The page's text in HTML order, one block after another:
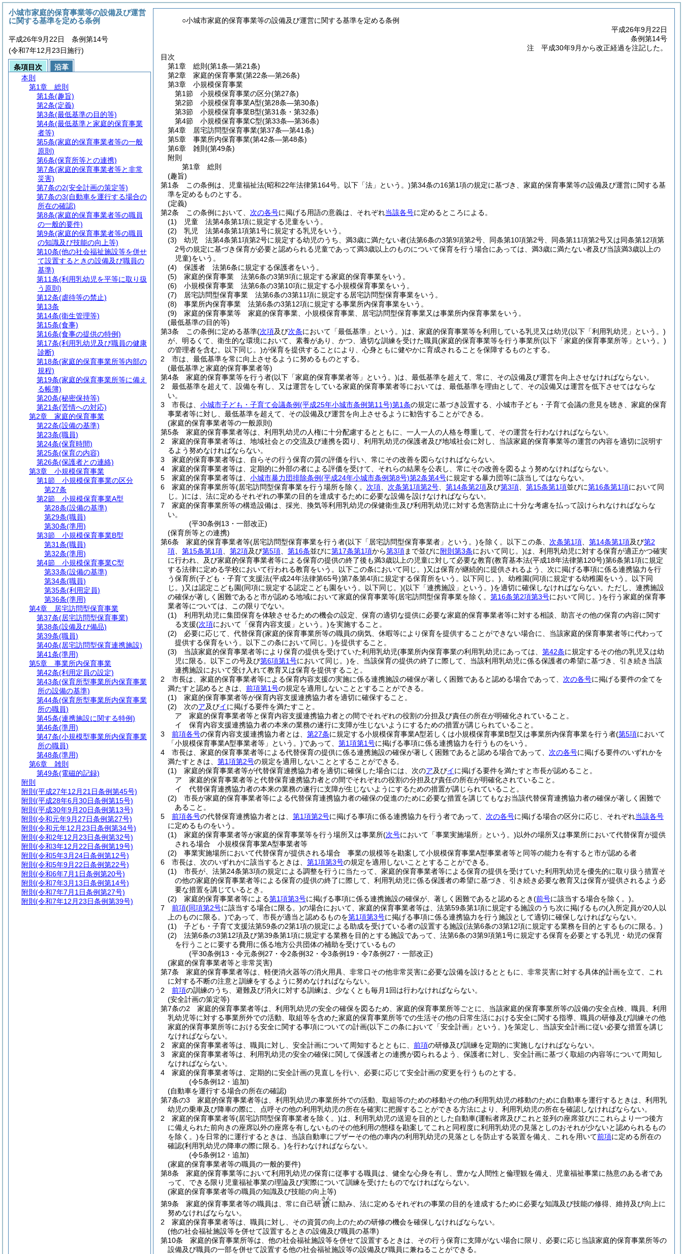
○小城市家庭的保育事業等の設備及び運営に関する基準を定める条例
平成26年9月22日
条例第14号
注 平成30年9月から改正経過を注記した。
目次
第1章
総則 (第1条―第21条)
第2章
家庭的保育事業(第22条―第26条)
第3章
小規模保育事業
第1節
小規模保育事業の区分(第27条)
第2節
小規模保育事業A型(第28条―第30条)
第3節
小規模保育事業B型(第31条・第32条)
第4節
小規模保育事業C型(第33条―第36条)
第4章
居宅訪問型保育事業(第37条―第41条)
第5章
事業所内保育事業(第42条―第48条)
第6章
雑則 (第49条)
附則
第1章
総則
(趣旨)
第1条
この条例は、児童福祉法(昭和22年法律第164号。以下「法」という。)第34条の16第1項の規定に基づき、家庭的保育事業等の設備及び運営に関する基
準を定めるものとする。
(定義)
第2条
この条例において、 次の各号に掲げる用語の意義は、それぞれ当該各号に定めるところによる。
(1)
児童 法第4条第1項に規定する児童をいう。
(2)
乳児 法第4条第1項第1号に規定する乳児をいう。
(3)
幼児 法第4条第1項第2号に規定する幼児のうち、満3歳に満たない者(法第6条の3第9項第2号、同条第10項第2号、同条第11項第2号又は同条第12項第
2号の規定に基づき保育が必要と認められる児童であって満3歳以上のものについて保育を行う場合にあっては、満3歳に満たない者及び当該満3歳以上の
児童)をいう。
(4)
保護者 法第6条に規定する保護者をいう。
(5)
家庭的保育事業 法第6条の3第9項に規定する家庭的保育事業をいう。
(6)
小規模保育事業 法第6条の3第10項に規定する小規模保育事業をいう。
(7)
居宅訪問型保育事業 法第6条の3第11項に規定する居宅訪問型保育事業をいう。
(8)
事業所内保育事業 法第6条の3第12項に規定する事業所内保育事業をいう。
(9)
家庭的保育事業等 家庭的保育事業、小規模保育事業、居宅訪問型保育事業又は事業所内保育事業をいう。
(最低基準の目的等)
第3条
この条例に定める基準(次項及び次条において「最低基準」という。)は、家庭的保育事業等を利用している乳児又は幼児(以下「利用乳幼児」という。)
が、明るくて、衛生的な環境において、素養があり、かつ、適切な訓練を受けた職員(家庭的保育事業等を行う事業所(以下「家庭的保育事業所等」という。)
の管理者を含む。以下同じ。)が保育を提供することにより、心身ともに健やかに育成されることを保障するものとする。
2
市は、最低基準を常に向上させるように努めるものとする。
(最低基準と家庭的保育事業者等)
第4条
家庭的保育事業等を行う者(以下「家庭的保育事業者等」という。)は、最低基準を超えて、常に、その設備及び運営を向上させなければならない。
2
最低基準を超えて、設備を有し、又は運営をしている家庭的保育事業者等においては、最低基準を理由として、その設備又は運営を低下させてはならな
い。
3
市長は、 小城市子ども・子育て会議条例(平成25年小城市条例第11号)第1条の規定に基づき設置する、小城市子ども・子育て会議の意見を聴き、家庭的保育
事業者等に対し、最低基準を超えて、その設備及び運営を向上させるように勧告することができる。
(家庭的保育事業者等の一般原則)
第5条
家庭的保育事業者等は、利用乳幼児の人権に十分配慮するとともに、一人一人の人格を尊重して、その運営を行わなければならない。
2
家庭的保育事業者等は、地域社会との交流及び連携を図り、利用乳幼児の保護者及び地域社会に対し、当該家庭的保育事業等の運営の内容を適切に説明す
るよう努めなければならない。
3
家庭的保育事業者等は、自らその行う保育の質の評価を行い、常にその改善を図らなければならない。
4
家庭的保育事業者等は、定期的に外部の者による評価を受けて、それらの結果を公表し、常にその改善を図るよう努めなければならない。
5
家庭的保育事業者等は、 小城市暴力団排除条例(平成24年小城市条例第8号)第2条第4号に規定する暴力団等に該当してはならない。
6
家庭的保育事業所等(居宅訪問型保育事業を行う場所を除く。 次項 次条第1項第2号 第14条第2項及び第3項 第15条第1項並びに第16条第1項において同
じ。)には、法に定めるそれぞれの事業の目的を達成するために必要な設備を設けなければならない。
7
家庭的保育事業所等の構造設備は、採光、換気等利用乳幼児の保健衛生及び利用乳幼児に対する危害防止に十分な考慮を払って設けられなければならな
い。
(平30条例13・一部改正)
(保育所等との連携)
第6条
家庭的保育事業者等(居宅訪問型保育事業を行う者(以下「居宅訪問型保育事業者」という。)を除く。以下この条、 次条第1項 第14条第1項及び第2
項
第15条第1項 第2項及び第5項 第16条並びに第17条第1項から第3項まで並びに 附則第3条において同じ。)は、利用乳幼児に対する保育が適正かつ確実
に行われ、及び家庭的保育事業者等による保育の提供の終了後も満3歳以上の児童に対して必要な教育(教育基本法(平成18年法律第120号)第6条第1項に規定
する法律に定める学校において行われる教育をいう。以下この条において同じ。)又は保育が継続的に提供されるよう、次に掲げる事項に係る連携協力を行
う保育所(子ども・子育て支援法(平成24年法律第65号)第7条第4項に規定する保育所をいう。以下同じ。) 、幼稚園(同項に規定する幼稚園をいう。以下同
じ。)又は認定こども園(同項に規定する認定こども園をいう。以下同じ。)(以下「連携施設」という。)を適切に確保しなければならない。 ただし、連携施設
の確保が著しく困難であると市が認める地域において家庭的保育事業等(居宅訪問型保育事業を除く。 第16条第2項第3号において同じ。)を行う家庭的保育事
業者等については、この限りでない。
(1)
利用乳幼児に集団保育を体験させるための機会の設定、保育の適切な提供に必要な家庭的保育事業者等に対する相談、助言その他の保育の内容に関す
る支援(次項において「保育内容支援」という。)を実施すること。
(2)
必要に応じて、代替保育(家庭的保育事業所等の職員の病気、休暇等により保育を提供することができない場合に、当該家庭的保育事業者等に代わって
提供する保育をいう。以下この条において同じ。)を提供すること。
(3)
当該家庭的保育事業者等により保育の提供を受けていた利用乳幼児(事業所内保育事業の利用乳幼児にあっては、 第42条に規定するその他の乳児又は幼
児に限る。以下この号及び第6項第1号において同じ。)を、当該保育の提供の終了に際して、当該利用乳幼児に係る保護者の希望に基づき、引き続き当該
連携施設において受け入れて教育又は保育を提供すること。
2
市長は、家庭的保育事業者等による保育内容支援の実施に係る連携施設の確保が著しく困難であると認める場合であって、 次の各号に掲げる要件の全てを
満たすと認めるときは、 前項第1号の規定を適用しないこととすることができる。
(1)
家庭的保育事業者等が保育内容支援連携協力者を適切に確保すること。
(2)
次のア及びイに掲げる要件を満たすこと。
ア
家庭的保育事業者等と保育内容支援連携協力者との間でそれぞれの役割の分担及び責任の所在が明確化されていること。
イ
保育内容支援連携協力者の本来の業務の遂行に支障が生じないようにするための措置が講じられていること。
3
前項各号の保育内容支援連携協力者とは、 第27条に規定する小規模保育事業A型若しくは小規模保育事業B型又は事業所内保育事業を行う者(第5項において
「小規模保育事業A型事業者等」という。)であって、 第1項第1号に掲げる事項に係る連携協力を行うものをいう。
4
市長は、家庭的保育事業者等による代替保育の提供に係る連携施設の確保が著しく困難であると認める場合であって、 次の各号に掲げる要件のいずれかを
満たすときは、 第1項第2号の規定を適用しないこととすることができる。
(1)
家庭的保育事業者等が代替保育連携協力者を適切に確保した場合には、次のア及びイに掲げる要件を満たすと市長が認めること。
ア
家庭的保育事業者等と代替保育連携協力者との間でそれぞれの役割の分担及び責任の所在が明確化されていること。
イ
代替保育連携協力者の本来の業務の遂行に支障が生じないようにするための措置が講じられていること。
(2)
市長が家庭的保育事業者等による代替保育連携協力者の確保の促進のために必要な措置を講じてもなお当該代替保育連携協力者の確保が著しく困難で
あること。
5
前項各号の代替保育連携協力者とは、 第1項第2号に掲げる事項に係る連携協力を行う者であって、 次の各号に掲げる場合の区分に応じ、それぞれ当該各号
に定めるものをいう。
(1)
家庭的保育事業者等が家庭的保育事業等を行う場所又は事業所(次号において「事業実施場所」という。)以外の場所又は事業所において代替保育が提供
される場合 小規模保育事業A型事業者等
(2)
事業実施場所において代替保育が提供される場合 事業の規模等を勘案して小規模保育事業A型事業者等と同等の能力を有すると市が認める者
6
市長は、次のいずれかに該当するときは、 第1項第3号の規定を適用しないこととすることができる。
(1)
市長が、法第24条第3項の規定による調整を行うに当たって、家庭的保育事業者等による保育の提供を受けていた利用乳幼児を優先的に取り扱う措置そ
の他の家庭的保育事業者等による保育の提供の終了に際して、利用乳幼児に係る保護者の希望に基づき、引き続き必要な教育又は保育が提供されるよう必
要な措置を講じているとき。
(2)
家庭的保育事業者等による第1項第3号に掲げる事項に係る連携施設の確保が、著しく困難であると認めるとき(前号に該当する場合を除く。)。
7
前項(同項第2号に該当する場合に限る。)の場合において、家庭的保育事業者等は、法第59条第1項に規定する施設のうち次に掲げるもの(入所定員が20人以
上のものに限る。)であって、市長が適当と認めるものを第1項第3号に掲げる事項に係る連携協力を行う施設として適切に確保しなければならない。
(1)
子ども・子育て支援法第59条の2第1項の規定による助成を受けている者の設置する施設(法第6条の3第12項に規定する業務を目的とするものに限る。)
(2)
法第6条の3第12項及び第39条第1項に規定する業務を目的とする施設であって、法第6条の3第9項第1号に規定する保育を必要とする乳児・幼児の保育
を行うことに要する費用に係る地方公共団体の補助を受けているもの
(平30条例13・令元条例27・令2条例32・令3条例19・令7条例27・一部改正)
(家庭的保育事業者等と非常災害)
第7条
家庭的保育事業者等は、軽便消火器等の消火用具、非常口その他非常災害に必要な設備を設けるとともに、非常災害に対する具体的計画を立て、これ
に対する不断の注意と訓練をするように努めなければならない。
2
前項の訓練のうち、避難及び消火に対する訓練は、少なくとも毎月1回は行わなければならない。
(安全計画の策定等)
第7条の2
家庭的保育事業者等は、利用乳幼児の安全の確保を図るため、家庭的保育事業所等ごとに、当該家庭的保育事業所等の設備の安全点検、職員、利用
乳幼児等に対する事業所外での活動、取組等を含めた家庭的保育事業所等での生活その他の日常生活における安全に関する指導、職員の研修及び訓練その他
家庭的保育事業所等における安全に関する事項についての計画(以下この条において「安全計画」という。)を策定し、当該安全計画に従い必要な措置を講じ
なければならない。
2
家庭的保育事業者等は、職員に対し、安全計画について周知するとともに、 前項の研修及び訓練を定期的に実施しなければならない。
3
家庭的保育事業者等は、利用乳幼児の安全の確保に関して保護者との連携が図られるよう、保護者に対し、安全計画に基づく取組の内容等について周知し
なければならない。
4
家庭的保育事業者等は、定期的に安全計画の見直しを行い、必要に応じて安全計画の変更を行うものとする。
(令5条例12・追加)
(自動車を運行する場合の所在の確認)
第7条の3
家庭的保育事業者等は、利用乳幼児の事業所外での活動、取組等のための移動その他の利用乳幼児の移動のために自動車を運行するときは、利用乳
幼児の乗車及び降車の際に、点呼その他の利用乳幼児の所在を確実に把握することができる方法により、利用乳幼児の所在を確認しなければならない。
2
家庭的保育事業者等(居宅訪問型保育事業者を除く。)は、利用乳幼児の送迎を目的とした自動車(運転者席及びこれと並列の座席並びにこれらより一つ後方
に備えられた前向きの座席以外の座席を有しないものその他利用の態様を勘案してこれと同程度に利用乳幼児の見落としのおそれが少ないと認められるもの
を除く。)を日常的に運行するときは、当該自動車にブザーその他の車内の利用乳幼児の見落としを防止する装置を備え、これを用いて前項に定める所在の
確認(利用乳幼児の降車の際に限る。)を行わなければならない。
(令5条例12・追加)
(家庭的保育事業者等の職員の一般的要件)
第8条
家庭的保育事業等において利用乳幼児の保育に従事する職員は、健全な心身を有し、豊かな人間性と倫理観を備え、児童福祉事業に熱意のある者であ
って、できる限り児童福祉事業の理論及び実際について訓練を受けたものでなければならない。
(家庭的保育事業者等の職員の知識及び技能の向上等)
第9条
家庭的保育事業者等の職員は、常に自己研鑽
さん
に励み、法に定めるそれぞれの事業の目的を達成するために必要な知識及び技能の修得、維持及び向上に
努めなければならない。
2
家庭的保育事業者等は、職員に対し、その資質の向上のための研修の機会を確保しなければならない。
(他の社会福祉施設等を併せて設置するときの設備及び職員の基準)
第10条
家庭的保育事業所等は、他の社会福祉施設等を併せて設置するときは、その行う保育に支障がない場合に限り、必要に応じ当該家庭的保育事業所等の
設備及び職員の一部を併せて設置する他の社会福祉施設等の設備及び職員に兼ねることができる。
小城市家庭的保育事業等の設備及び運営
に関する基準を定める条例
平成26年9月22日 条例第14号
(令和7年12月23日施行)
条項目次
沿革
本則
第1章
総則
第1条(趣旨)
第2条(定義)
第3条(最低基準の目的等)
第4条(最低基準と家庭的保育事業
者等)
第5条(家庭的保育事業者等の一般
原則)
第6条(保育所等との連携)
第7条(家庭的保育事業者等と非常
災害)
第7条の2(安全計画の策定等)
第7条の3(自動車を運行する場合の
所在の確認)
第8条(家庭的保育事業者等の職員
の一般的要件)
第9条(家庭的保育事業者等の職員
の知識及び技能の向上等)
第10条(他の社会福祉施設等を併せ
て設置するときの設備及び職員の
基準)
第11条(利用乳幼児を平等に取り扱
う原則)
第12条(虐待等の禁止)
第13条
第14条(衛生管理等)
第15条(食事)
第16条(食事の提供の特例)
第17条(利用乳幼児及び職員の健康
診断)
第18条(家庭的保育事業所等内部の
規程)
第19条(家庭的保育事業所等に備え
る帳簿)
第20条(秘密保持等)
第21条(苦情への対応)
第2章
家庭的保育事業
第22条(設備の基準)
第23条(職員)
第24条(保育時間)
第25条(保育の内容)
第26条(保護者との連絡)
第3章
小規模保育事業
第1節
小規模保育事業の区分
第27条
第2節
小規模保育事業A型
第28条(設備の基準)
第29条(職員)
第30条(準用)
第3節
小規模保育事業B型
第31条(職員)
第32条(準用)
第4節
小規模保育事業C型
第33条(設備の基準)
第34条(職員)
第35条(利用定員)
第36条(準用)
第4章
居宅訪問型保育事業
第37条(居宅訪問型保育事業)
第38条(設備及び備品)
第39条(職員)
第40条(居宅訪問型保育連携施設)
第41条(準用)
第5章
事業所内保育事業
第42条(利用定員の設定)
第43条(保育所型事業所内保育事業
所の設備の基準)
第44条(保育所型事業所内保育事業
所の職員)
第45条(連携施設に関する特例)
第46条(準用)
第47条(小規模型事業所内保育事業
所の職員)
第48条(準用)
第6章
雑則
第49条(電磁的記録)
附則
附則 (平成27年12月21日条例第45号)
附則 (平成28年6月30日条例第15号)
附則 (平成30年9月20日条例第13号)
附則 (令和元年9月27日条例第27号)
附則 (令和元年12月23日条例第34号)
附則 (令和2年12月23日条例第32号)
附則 (令和3年12月22日条例第19号)
附則 (令和5年3月24日条例第12号)
附則 (令和5年9月22日条例第22号)
附則 (令和6年7月1日条例第20号)
附則 (令和7年3月13日条例第14号)
附則 (令和7年7月1日条例第27号)
附則 (令和7年12月23日条例第39号)